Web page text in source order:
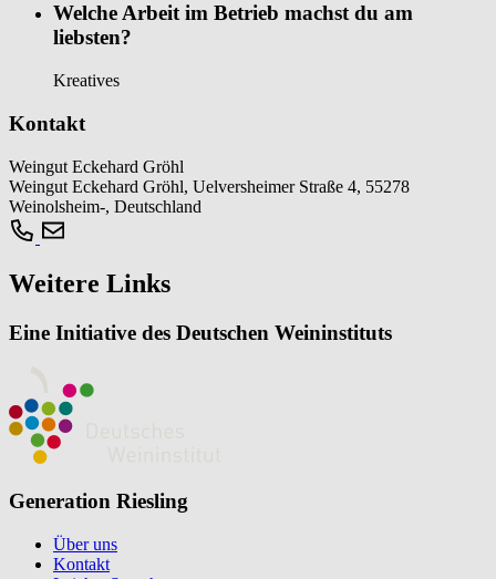
Welche Arbeit im Betrieb machst du am
liebsten?
Kreatives
Kontakt
Weingut Eckehard Gröhl
Weingut Eckehard Gröhl, Uelversheimer Straße 4, 55278
Weinolsheim-, Deutschland
Weitere Links
Eine Initiative des Deutschen Weininstituts
Generation Riesling
Über uns
Kontakt